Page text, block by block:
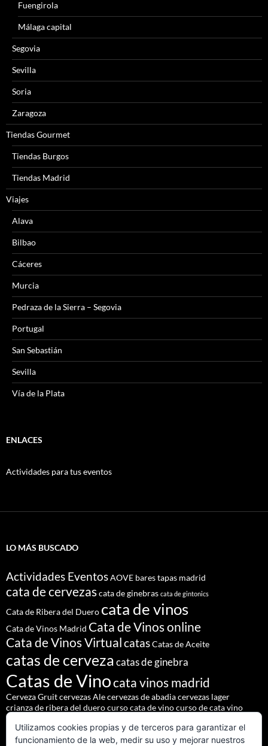
Fuengirola
Málaga capital
Segovia
Sevilla
Soria
Zaragoza
Tiendas Gourmet
Tiendas Burgos
Tiendas Madrid
Viajes
Alava
Bilbao
Cáceres
Murcia
Pedraza de la Sierra – Segovia
Portugal
San Sebastián
Sevilla
Vía de la Plata
ENLACES
Actividades para tus eventos
LO MÁS BUSCADO
Actividades EventosAOVE bares tapas madrid
cata de cervezascata de ginebras cata de gintonics
Cata de Ribera del Duero cata de vinos
Cata de Vinos Madrid Cata de Vinos online
Cata de Vinos VirtualcatasCatas de Aceite
catas de cervezacatas de ginebra
Catas de Vinocata vinos madrid
Cerveza Gruitcervezas Alecervezas de abadiacervezas lager
crianza de ribera del duerocurso cata de vinocurso de cata vino
Denominación de Origen Ribera del Duero
eventos de autoreventos madrid Godello lúpulo
Utilizamos cookies propias y de terceros para garantizar el
funcionamiento de la web, medir su uso y mejorar nuestros